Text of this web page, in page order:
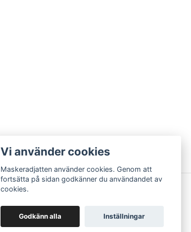
Vi använder cookies
Maskeradjatten använder cookies. Genom att
fortsätta på sidan godkänner du användandet av
cookies.
Godkänn alla Inställningar